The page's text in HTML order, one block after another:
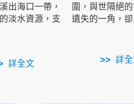
出海口一帶，
淡水資源，支
詳全文
圍，與世隔絕
遺失的一角，
詳